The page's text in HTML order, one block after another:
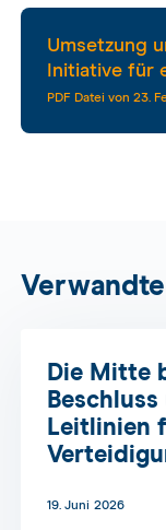
Umsetzung
Initiative für
PDF Datei von 23.
Die Mitte
Leitlinien
19. Juni 2026